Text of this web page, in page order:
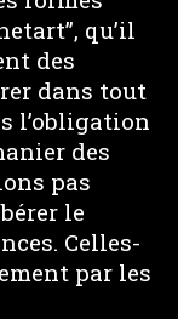
qu’il
des
dans tout
l’obligation
des
pas
le
Celles-
par les